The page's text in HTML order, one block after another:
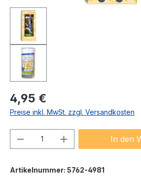
Regulärer Preis:
4,95 €
Preise inkl. MwSt. zzgl. Versandkosten
Produkt Anzahl: GibIn den
Artikelnummer: 5762-4981